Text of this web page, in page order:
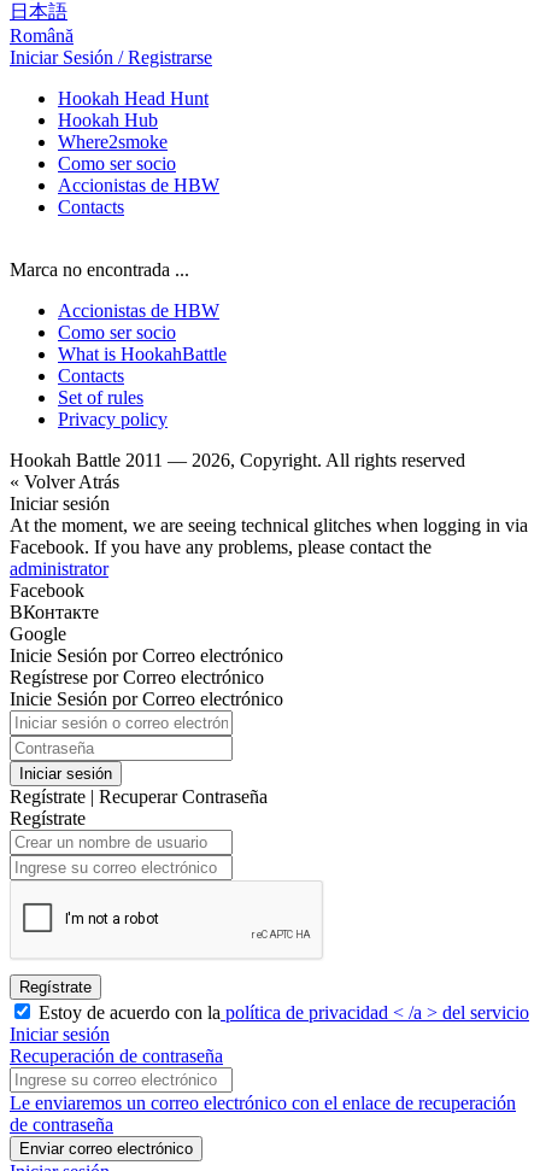
日本語
Română
Iniciar Sesión / Registrarse
Hookah Head Hunt
Hookah Hub
Where2smoke
Como ser socio
Accionistas de HBW
Contacts
Marca no encontrada ...
Accionistas de HBW
Como ser socio
What is HookahBattle
Contacts
Set of rules
Privacy policy
Hookah Battle 2011 — 2026, Copyright. All rights reserved
« Volver Atrás
Iniciar sesión
At the moment, we are seeing technical glitches when logging in via
Facebook. If you have any problems, please contact the
administrator
Facebook
ВКонтакте
Google
Inicie Sesión por Correo electrónico
Regístrese por Correo electrónico
Inicie Sesión por Correo electrónico
Iniciar sesión
Regístrate | Recuperar Contraseña
Regístrate
Regístrate
Estoy de acuerdo con la política de privacidad < /a > del servicio
Iniciar sesión
Recuperación de contraseña
Le enviaremos un correo electrónico con el enlace de recuperación
de contraseña
Enviar correo electrónico